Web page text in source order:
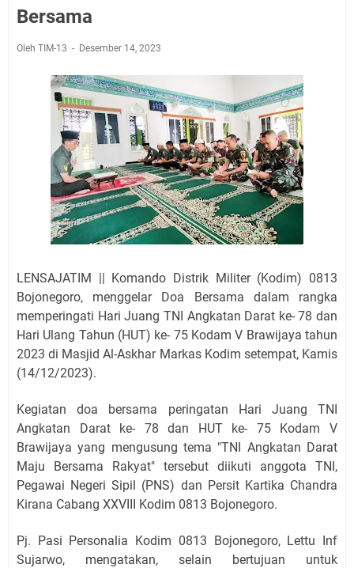
Bersama
Oleh TIM-13 Desember 14, 2023
LENSAJATIM || Komando Distrik Militer (Kodim) 0813
Bojonegoro, menggelar Doa Bersama dalam rangka
memperingati Hari Juang TNI Angkatan Darat ke- 78 dan
Hari Ulang Tahun (HUT) ke- 75 Kodam V Brawijaya tahun
2023 di Masjid Al-Askhar Markas Kodim setempat, Kamis
(14/12/2023).
Kegiatan doa bersama peringatan Hari Juang TNI
Angkatan Darat ke- 78 dan HUT ke- 75 Kodam V
Brawijaya yang mengusung tema "TNI Angkatan Darat
Maju Bersama Rakyat" tersebut diikuti anggota TNI,
Pegawai Negeri Sipil (PNS) dan Persit Kartika Chandra
Kirana Cabang XXVIII Kodim 0813 Bojonegoro.
Pj. Pasi Personalia Kodim 0813 Bojonegoro, Lettu Inf
Sujarwo, mengatakan, selain bertujuan untuk